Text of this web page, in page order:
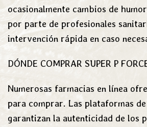
ocasionalmente cambios de
por parte de profesionales
intervención rápida en caso
DÓNDE COMPRAR SUPER P
Numerosas farmacias en línea
para comprar. Las plataformas
garantizan la autenticidad de los